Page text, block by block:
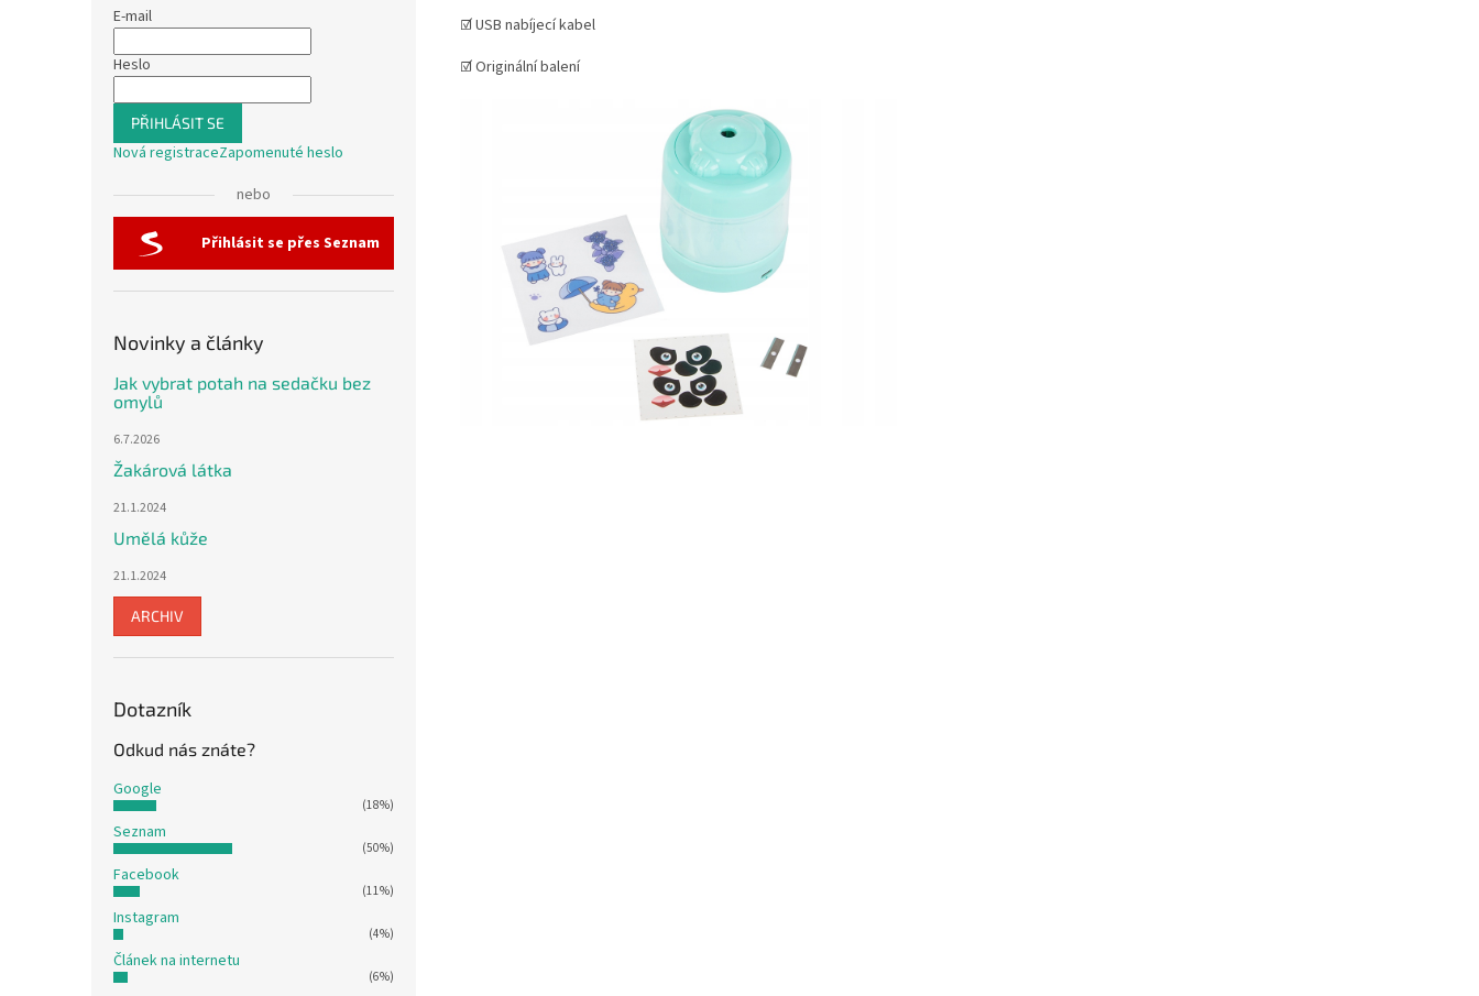
E-mail
Heslo
PŘIHLÁSIT SE
Nová registraceZapomenuté heslo
nebo
Přihlásit se přes Seznam
Novinky a články
Jak vybrat potah na sedačku bez
omylů
6.7.2026
Žakárová látka
21.1.2024
Umělá kůže
21.1.2024
ARCHIV
Dotazník
Odkud nás znáte?
Google
(18%)
Seznam
(50%)
Facebook
(11%)
Instagram
(4%)
Článek na internetu
(6%)
☑️ USB nabíjecí kabel
☑️ Originální balení